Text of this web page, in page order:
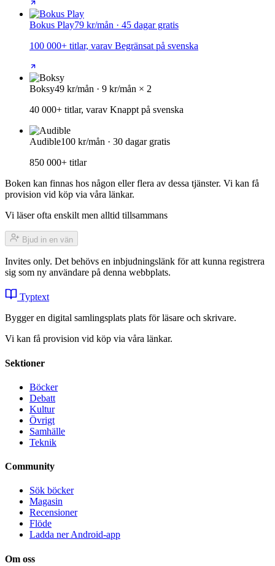
Bokus Play79 kr/mån · 45 dagar gratis
100 000+ titlar, varav Begränsat på svenska
Boksy49 kr/mån · 9 kr/mån × 2
40 000+ titlar, varav Knappt på svenska
Audible100 kr/mån · 30 dagar gratis
850 000+ titlar
Boken kan finnas hos någon eller flera av dessa tjänster. Vi kan få
provision vid köp via våra länkar.
Vi läser ofta enskilt men alltid tillsammans
Bjud in en vän
Invites only. Det behövs en inbjudningslänk för att kunna registrera
sig som ny användare på denna webbplats.
Typtext
Bygger en digital samlingsplats plats för läsare och skrivare.
Vi kan få provision vid köp via våra länkar.
Sektioner
Böcker
Debatt
Kultur
Övrigt
Samhälle
Teknik
Community
Sök böcker
Magasin
Recensioner
Flöde
Ladda ner Android-app
Om oss